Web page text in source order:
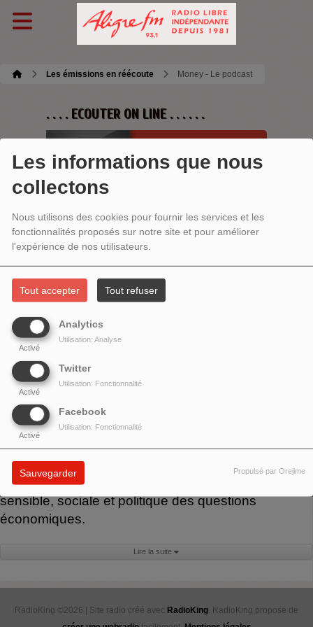
Les informations que nous
collectons
Nous utilisons des cookies pour fournir les services et les
fonctionnalités proposés sur notre site et pour améliorer
l'expérience de nos utilisateurs.
Tout accepter Tout refuser
Analytics
Activé
Utilisation: Analyse
Twitter
Activé
Utilisation: Fonctionnalité
Facebook
Activé
Utilisation: Fonctionnalité
Sauvegarder Propulsé par Orejime
Les émissions en réécoute Money - Le podcast
. . . . ECOUTER ON LINE . . . . . .
MONEY - LE PODCAST
inégalités, ses violences, mais aussi ses
alternatives. Parce que ce qui compte ne peut pas
toujours être compté, Money propose une approche
sensible, sociale et politique des questions
économiques.
Lire la suite
RadioKing ©2026 | Site radio créé avec RadioKing. RadioKing propose de